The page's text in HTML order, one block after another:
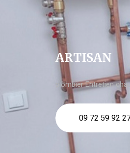
ARTISAN
plombier Entretien
09 72 59 92